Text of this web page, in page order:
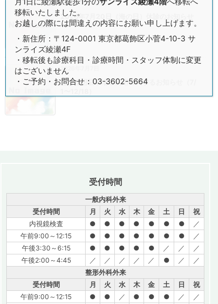
2026年7月13日
2026年7月20日（海の日）休診のお知らせ
2026年7月7日
患者様用駐車場ご利用に関するお知らせ（7/
受付時間
一般内科外来
受付時間
月 火 水 木 金 土 日
祝
内視鏡検査
● ● ● ● ● ● ●
／
午前9:00～12:15
● ● ● ● ● ● ●
／
午後3:30～6:15
● ● ● ● ● ／ ／
／
午後2:00～4:45
／ ／ ／ ／ ／ ● ／
／
整形外科外来
受付時間
月 火 水 木 金 土 日
祝
午前9:00～12:15
● ● ／ ● ● ● ／
／
移転いたしました。
お越しの際には間違えの内容にお願い申し上げます。
・新住所：〒124-0001 東京都葛飾区小菅4-10-3 サ
ンライズ綾瀬4F
・移転後も診療科目・診療時間・スタッフ体制に変更
はございません
・ご予約・お問合せ：03-3602-5664